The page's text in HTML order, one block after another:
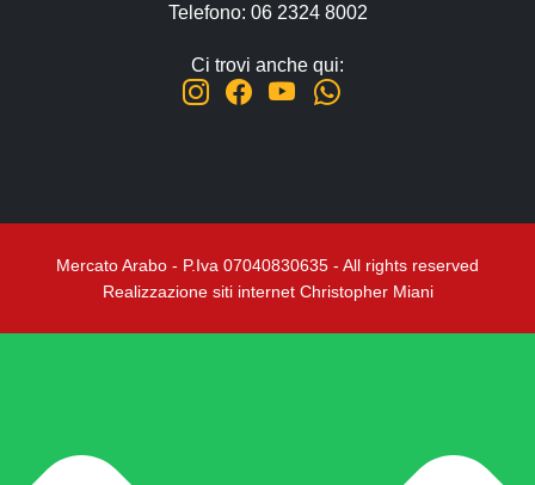
Telefono: 06 2324 8002
Ci trovi anche qui:
Mercato Arabo - P.Iva 07040830635 - All rights reserved
Realizzazione siti internet Christopher Miani